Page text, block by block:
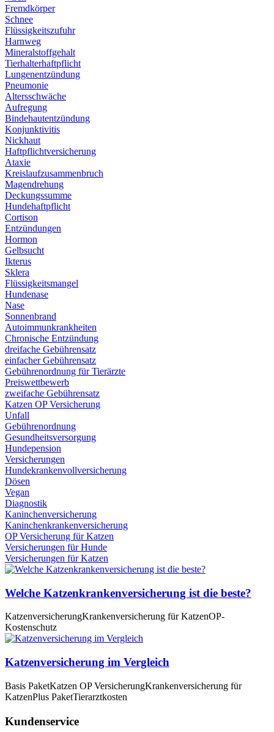
Fremdkörper
Schnee
Flüssigkeitszufuhr
Harnweg
Mineralstoffgehalt
Tierhalterhaftpflicht
Lungenentzündung
Pneumonie
Altersschwäche
Aufregung
Bindehautentzündung
Konjunktivitis
Nickhaut
Haftpflichtversicherung
Ataxie
Kreislaufzusammenbruch
Magendrehung
Deckungssumme
Hundehaftpflicht
Cortison
Entzündungen
Hormon
Gelbsucht
Ikterus
Sklera
Flüssigkeitsmangel
Hundenase
Nase
Sonnenbrand
Autoimmunkrankheiten
Chronische Entzündung
dreifache Gebührensatz
einfacher Gebührensatz
Gebührenordnung für Tierärzte
Preiswettbewerb
zweifache Gebührensatz
Katzen OP Versicherung
Unfall
Gebührenordnung
Gesundheitsversorgung
Hundepension
Versicherungen
Hundekrankenvollversicherung
Dösen
Vegan
Diagnostik
Kaninchenversicherung
Kaninchenkrankenversicherung
OP Versicherung für Katzen
Versicherungen für Hunde
Versicherungen für Katzen
Welche Katzenkrankenversicherung ist die beste?
KatzenversicherungKrankenversicherung für KatzenOP-
Kostenschutz
Katzenversicherung im Vergleich
Basis PaketKatzen OP VersicherungKrankenversicherung für
KatzenPlus PaketTierarztkosten
Kundenservice